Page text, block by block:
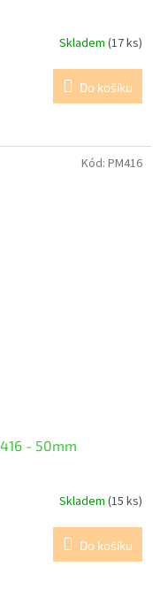
Skladem (17 ks)
Do košíku
- 50mm
Skladem (15 ks)
Do košíku
Kód: PM416